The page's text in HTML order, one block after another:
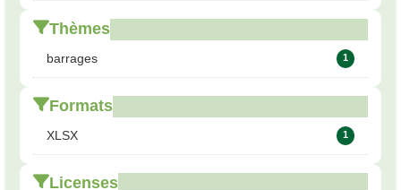
Thèmes
barrages 1
Formats
XLSX 1
Licenses